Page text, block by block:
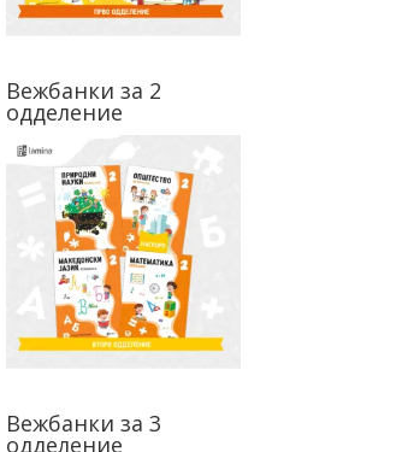
Вежбанки за 2
одделение
Вежбанки за 3
одделение